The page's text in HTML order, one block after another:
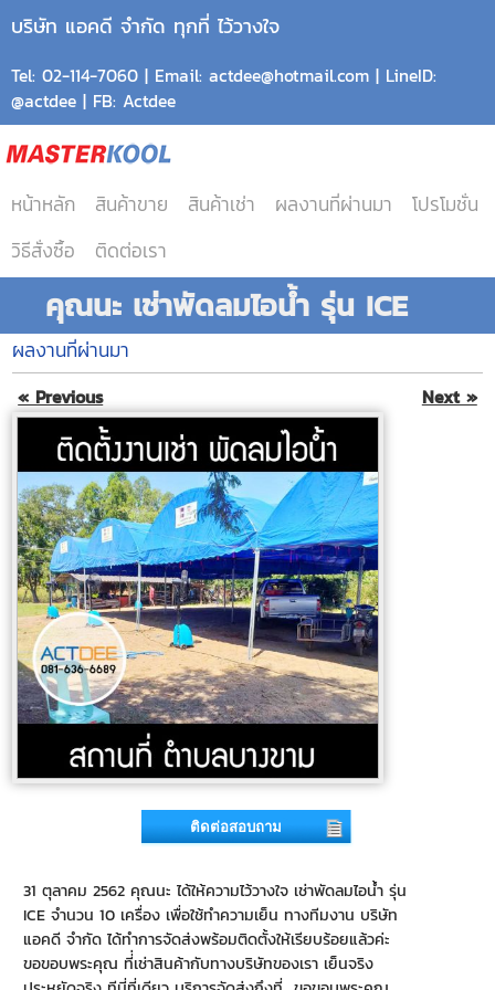
บริษัท แอคดี จำกัด ทุกที่ ไว้วางใจ
Tel: 02-114-7060 | Email: actdee@hotmail.com | LineID:
@actdee | FB: Actdee
หน้าหลัก สินค้าขาย สินค้าเช่า ผลงานที่ผ่านมา
โปรโมชั่น
วิธีสั่งซื้อ
ติดต่อเรา
คุณนะ เช่าพัดลมไอน้ำ รุ่น ICE
ผลงานที่ผ่านมา
« Previous Next »
31 ตุลาคม 2562 คุณนะ ได้ให้ความไว้วางใจ เช่าพัดลมไอน้ำ รุ่น
ICE จำนวน 10 เครื่อง เพื่อใช้ทำความเย็น ทางทีมงาน บริษัท
แอคดี จำกัด ได้ทำการจัดส่งพร้อมติดตั้งให้เรียบร้อยแล้วค่ะ
ขอขอบพระคุณ ที่่เช่าสินค้ากับทางบริษัทของเรา เย็นจริง